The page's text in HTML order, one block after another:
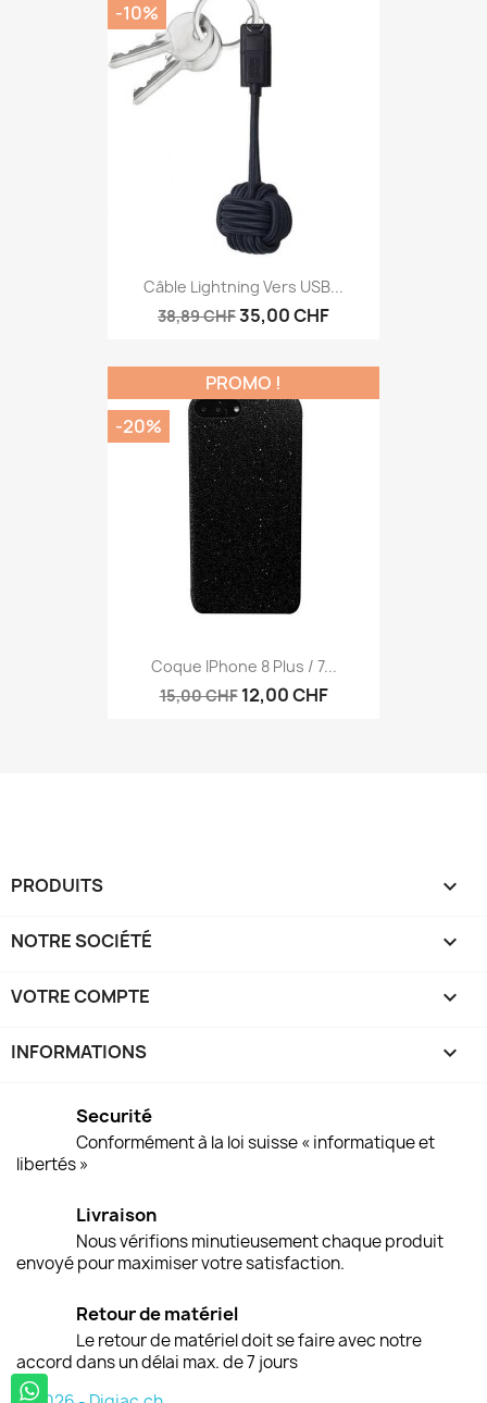
Câble Lightning Vers USB...
38,89 CHF35,00 CHF
-10%
Coque IPhone 8 Plus / 7...
15,00 CHF 12,00 CHF
PROMO !
-20%
PRODUITS 
NOTRE SOCIÉTÉ 
VOTRE COMPTE 
INFORMATIONS keyboard_arrow_down
Securité
Conformément à la loi suisse « informatique et
libertés »
Livraison
Nous vérifions minutieusement chaque produit
envoyé pour maximiser votre satisfaction.
Retour de matériel
Le retour de matériel doit se faire avec notre
accord dans un délai max. de 7 jours